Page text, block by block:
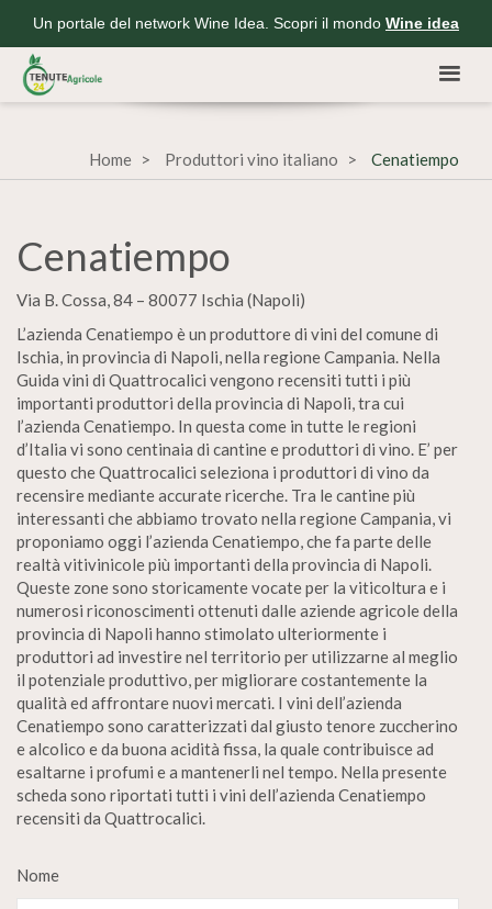
Un portale del network Wine Idea. Scopri il mondo Wine idea
Home Produttori vino italiano Cenatiempo
Cenatiempo
Via B. Cossa, 84 – 80077 Ischia (Napoli)
L’azienda Cenatiempo è un produttore di vini del comune di
Ischia, in provincia di Napoli, nella regione Campania. Nella
Guida vini di Quattrocalici vengono recensiti tutti i più
importanti produttori della provincia di Napoli, tra cui
l’azienda Cenatiempo. In questa come in tutte le regioni
d’Italia vi sono centinaia di cantine e produttori di vino. E’ per
questo che Quattrocalici seleziona i produttori di vino da
recensire mediante accurate ricerche. Tra le cantine più
interessanti che abbiamo trovato nella regione Campania, vi
proponiamo oggi l’azienda Cenatiempo, che fa parte delle
realtà vitivinicole più importanti della provincia di Napoli.
Queste zone sono storicamente vocate per la viticoltura e i
numerosi riconoscimenti ottenuti dalle aziende agricole della
provincia di Napoli hanno stimolato ulteriormente i
produttori ad investire nel territorio per utilizzarne al meglio
il potenziale produttivo, per migliorare costantemente la
qualità ed affrontare nuovi mercati. I vini dell’azienda
Cenatiempo sono caratterizzati dal giusto tenore zuccherino
e alcolico e da buona acidità fissa, la quale contribuisce ad
esaltarne i profumi e a mantenerli nel tempo. Nella presente
scheda sono riportati tutti i vini dell’azienda Cenatiempo
recensiti da Quattrocalici.
Nome